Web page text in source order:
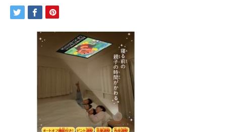
セカンドキャリア
暮らしの小ワザ
季節の行事やお出かけ